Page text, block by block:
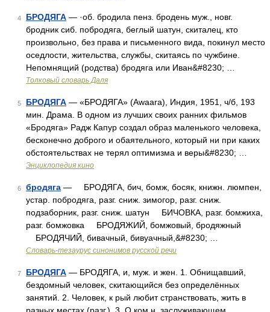
4 БРОДЯГА — ·об. бродила пенз. бродень муж., новг.
бродник сиб. побродяга, беглый шатун, скиталец, кто
произвольно, без права и письменного вида, покинул место
оседлости, жительства, службы, скитаясь по чужбине.
Непомнящий (родства) бродяга или Иван&#8230; …
Толковый словарь Даля
5 БРОДЯГА — «БРОДЯГА» (Awaara), Индия, 1951, ч/б, 193
мин. Драма. В одном из лучших своих ранних фильмов
«Бродяга» Радж Капур создал образ маленького человека,
бесконечно доброго и обаятельного, который ни при каких
обстоятельствах не терял оптимизма и веры&#8230; …
Энциклопедия кино
6 бродяга — БРОДЯГА, бич, бомж, босяк, книжн. люмпен,
устар. побродяга, разг. сниж. зимогор, разг. сниж.
подзаборник, разг. сниж. шатун БИЧОВКА, разг. бомжиха,
разг. бомжовка БРОДЯЖИЙ, бомжовый, бродяжный
БРОДЯЧИЙ, бивачный, бивуачный,&#8230; …
Словарь-тезаурус синонимов русской речи
7 БРОДЯГА — БРОДЯГА, и, муж. и жен. 1. Обнищавший,
бездомный человек, скитающийся без определённых
занятий. 2. Человек, к рый любит странствовать, жить в